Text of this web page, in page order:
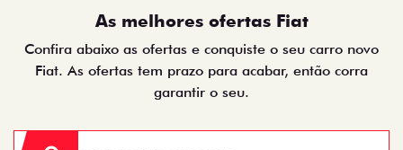
As melhores ofertas Fiat
Confira abaixo as ofertas e conquiste o seu carro novo
Fiat. As ofertas tem prazo para acabar, então corra
garantir o seu.